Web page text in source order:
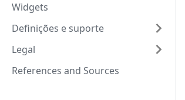
Widgets
Definições e suporte
Legal
References and Sources